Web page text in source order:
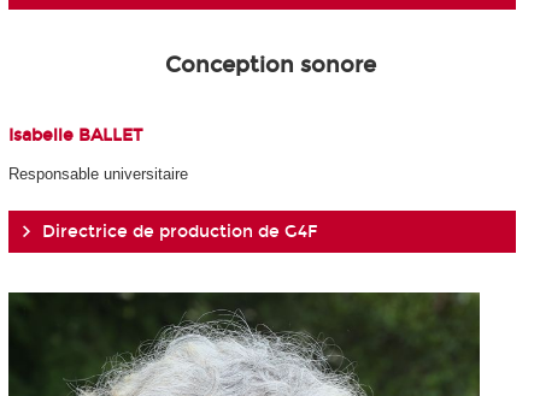
Conception sonore
Isabelle BALLET
Responsable universitaire
Directrice de production de G4F